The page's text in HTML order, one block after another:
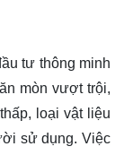
tư thông minh
mòn vượt trội,
loại vật liệu
sử dụng. Việc